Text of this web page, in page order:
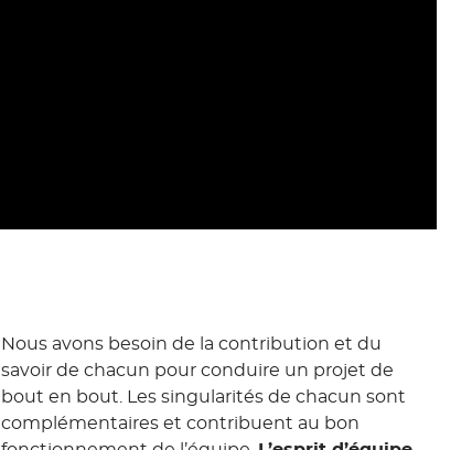
Nous avons besoin de la contribution et du
savoir de chacun pour conduire un projet de
bout en bout. Les singularités de chacun sont
complémentaires et contribuent au bon